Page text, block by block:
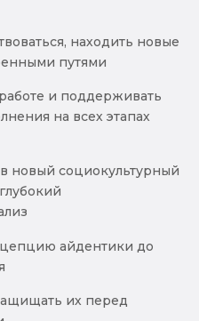
находить новые
путями
и поддерживать
на всех этапах
новый социокультурный
айдентики до
их перед